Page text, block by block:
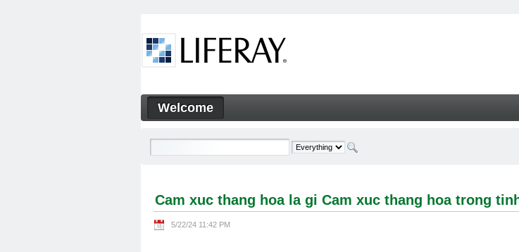
Cam xuc thang hoa la gi Cam xuc thang hoa trong tinh yeu -
Navigation
Welcome
Cam xuc thang hoa la gi Cam xuc thang hoa trong
5/22/24 11:42 PM